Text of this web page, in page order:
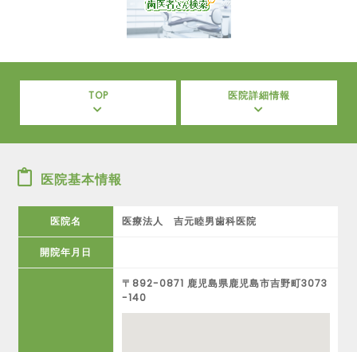
TOP 医院詳細情報
医院基本情報
医院名 医療法人 吉元睦男歯科医院
開院年月日
〒892-0871 鹿児島県鹿児島市吉野町3073
-140